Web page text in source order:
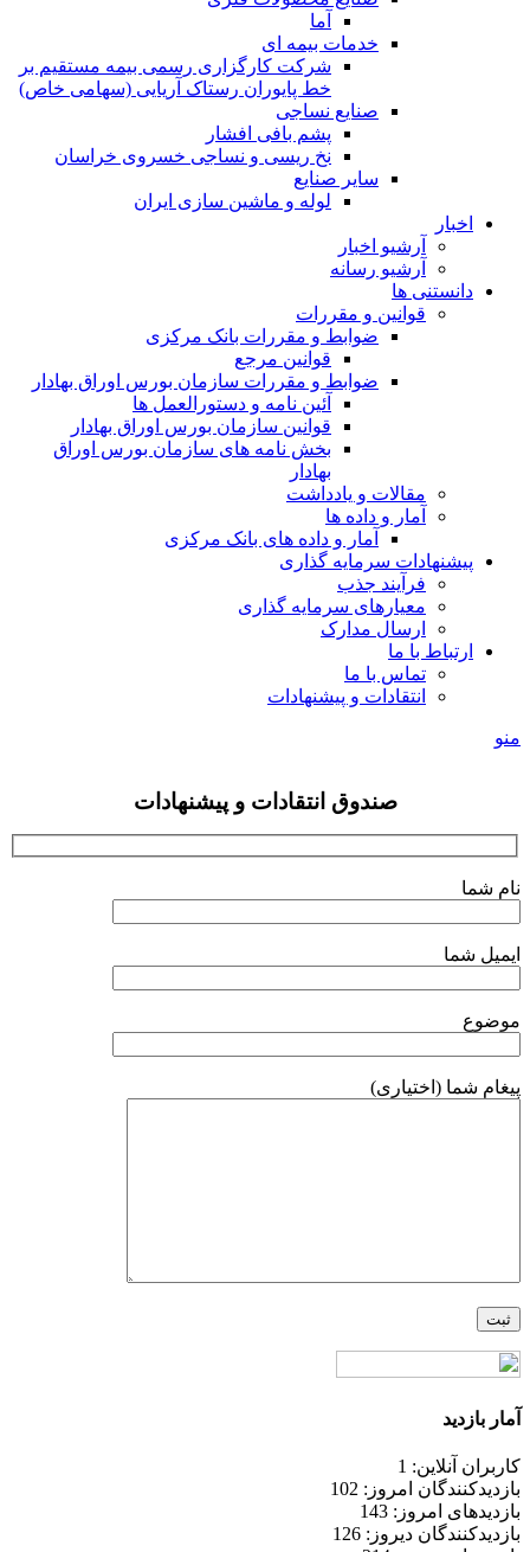
آما
خدمات بیمه ای
شرکت کارگزاری رسمی بیمه مستقیم بر
خط پایوران رستاک آریایی (سهامی خاص)
صنایع نساجی
پشم بافی افشار
نخ ریسی و نساجی خسروی خراسان
سایر صنایع
لوله و ماشین سازی ایران
اخبار
آرشیو اخبار
آرشیو رسانه
دانستنی ها
قوانین و مقررات
ضوابط و مقررات بانک مرکزی
قوانين مرجع
ضوابط و مقررات سازمان بورس اوراق بهادار
آئین نامه و دستورالعمل ها
قوانین سازمان بورس اوراق بهادار
بخش نامه های سازمان بورس اوراق
بهادار
مقالات و یادداشت
آمار و داده ها
آمار و داده های بانک مرکزی
پیشنهادات سرمایه گذاری
فرآیند جذب
معیارهای سرمایه گذاری
ارسال مدارک
ارتباط با ما
تماس با ما
انتقادات و پیشنهادات
منو
صندوق انتقادات و پیشنهادات
نام شما
ایمیل شما
موضوع
پیغام شما (اختیاری)
آمار بازدید
کاربران آنلاین: 1
بازدیدکنندگان امروز: 102
بازدیدهای امروز: 143
بازدیدکنندگان دیروز: 126